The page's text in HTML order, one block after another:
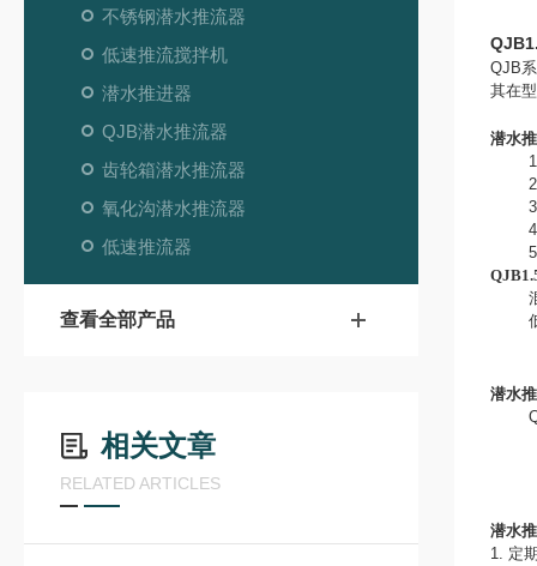
不锈钢潜水推流器
低速推流搅拌机
潜水推进器
QJB潜水推流器
齿轮箱潜水推流器
氧化沟潜水推流器
低速推流器
查看全部产品
相关文章
RELATED ARTICLES
QJB
其在
潜水
1
2
3
4
5
潜水
潜水
1. 定